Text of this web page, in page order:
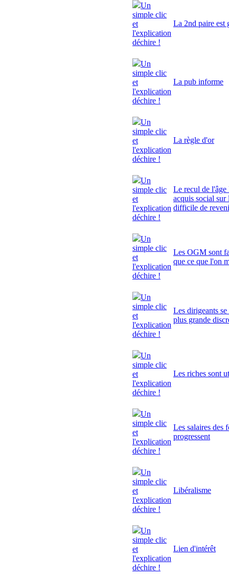
Un
simple clic
et
l'explication
déchire !
La 2nd paire est
Un
simple clic
et
l'explication
déchire !
La pub informe
Un
simple clic
et
l'explication
déchire !
La règle d'or
Un
simple clic
et
l'explication
déchire !
Le recul de l'âge
acquis social sur
difficile de
Un
simple clic
et
l'explication
déchire !
Les OGM sont
que ce que l'on
Un
simple clic
et
l'explication
déchire !
Les dirigeants
plus grande
Un
simple clic
et
l'explication
déchire !
Les riches sont
Un
simple clic
et
l'explication
déchire !
Les salaires des
progressent
Un
simple clic
et
l'explication
déchire !
Libéralisme
Un
simple clic
et
l'explication
déchire !
Lien d'intérêt